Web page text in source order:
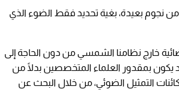
من نجوم بعيدة، بغية تحديد فقط الضوء الذي
خارج نظامنا الشمسي من دون الحاجة إلى
بمقدور العلماء المتخصصين بدلًا من
التمثيل الضوئي، من خلال البحث عن